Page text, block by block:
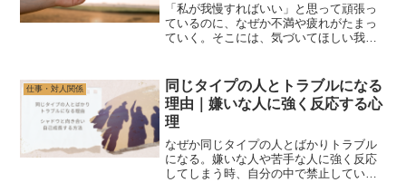
「私が我慢すればいい」と思って頑張っ
ているのに、なぜか不満や疲れがたまっ
ていく。そこには、気づいてほしい我慢
る関係を見直すヒントを解説します。
仕事・対人関係
同じタイプの人とトラブルになる
理由｜嫌いな人に強く反応する心
理
なぜか同じタイプの人とばかりトラブル
になる。嫌いな人や苦手な人に強く反応
してしまう時、自分の中で禁止している